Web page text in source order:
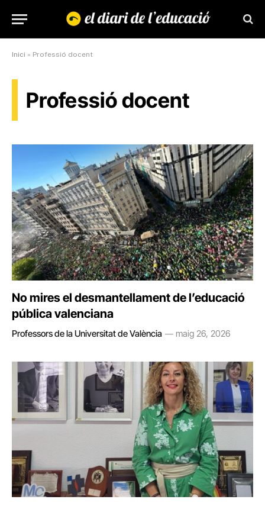
Inici » Professió docent
Professió docent
No mires el desmantellament de l’educació
pública valenciana
Professors de la Universitat de València maig 26, 2026